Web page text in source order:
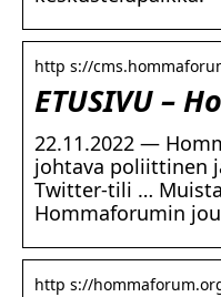
http s://
ETUSIVU –
22.11.2022 —
johtava poliittinen
Twitter-tili …
Hommaforumin
http s://